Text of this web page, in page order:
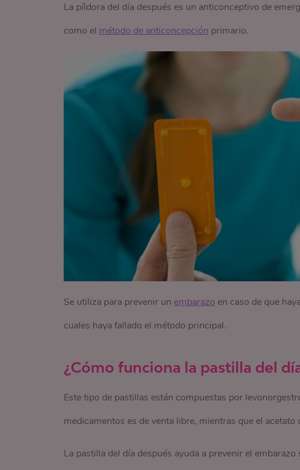
La píldora del día después es un anticonceptivo de
como el método de anticoncepción primario.
Se utiliza para prevenir un embarazo en caso de que
cuales haya fallado el método principal.
¿Cómo funciona la pastilla del
Este tipo de pastillas están compuestas por
medicamentos es de venta libre, mientras que el
La pastilla del día después ayuda a prevenir el